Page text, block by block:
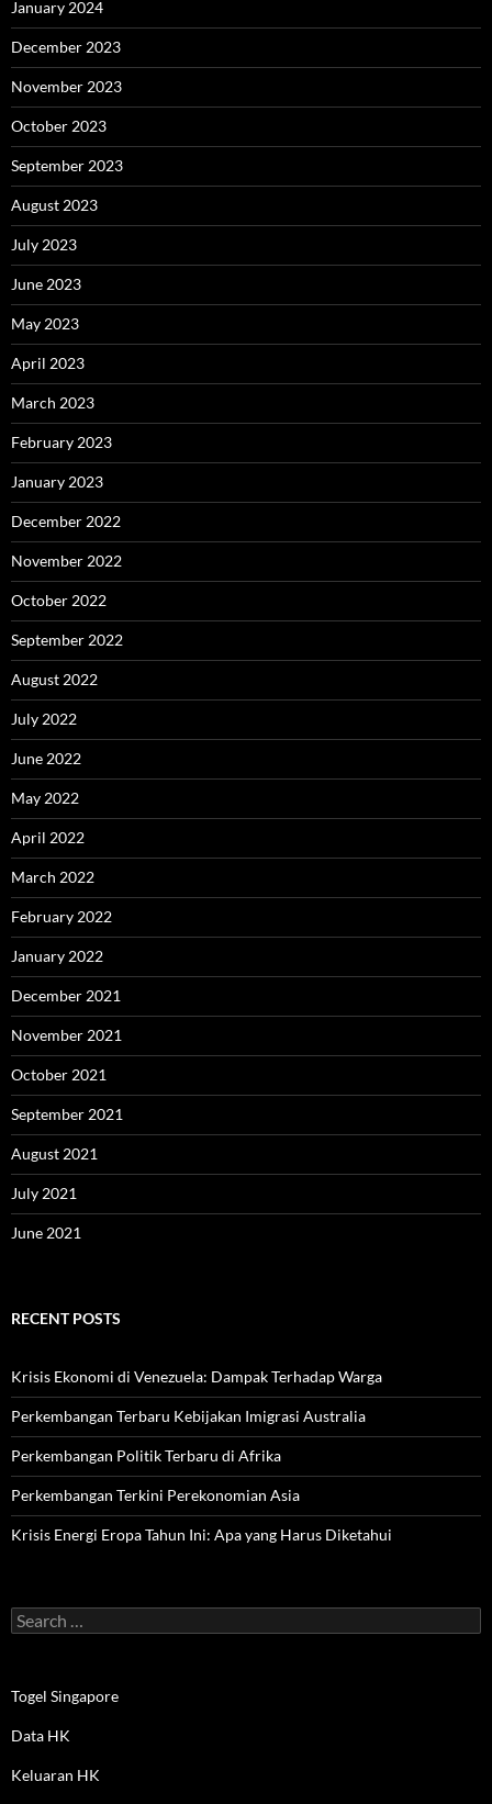
January 2024
December 2023
November 2023
October 2023
September 2023
August 2023
July 2023
June 2023
May 2023
April 2023
March 2023
February 2023
January 2023
December 2022
November 2022
October 2022
September 2022
August 2022
July 2022
June 2022
May 2022
April 2022
March 2022
February 2022
January 2022
December 2021
November 2021
October 2021
September 2021
August 2021
July 2021
June 2021
RECENT POSTS
Krisis Ekonomi di Venezuela: Dampak Terhadap Warga
Perkembangan Terbaru Kebijakan Imigrasi Australia
Perkembangan Politik Terbaru di Afrika
Perkembangan Terkini Perekonomian Asia
Krisis Energi Eropa Tahun Ini: Apa yang Harus Diketahui
Search
for:
Togel Singapore
Data HK
Keluaran HK